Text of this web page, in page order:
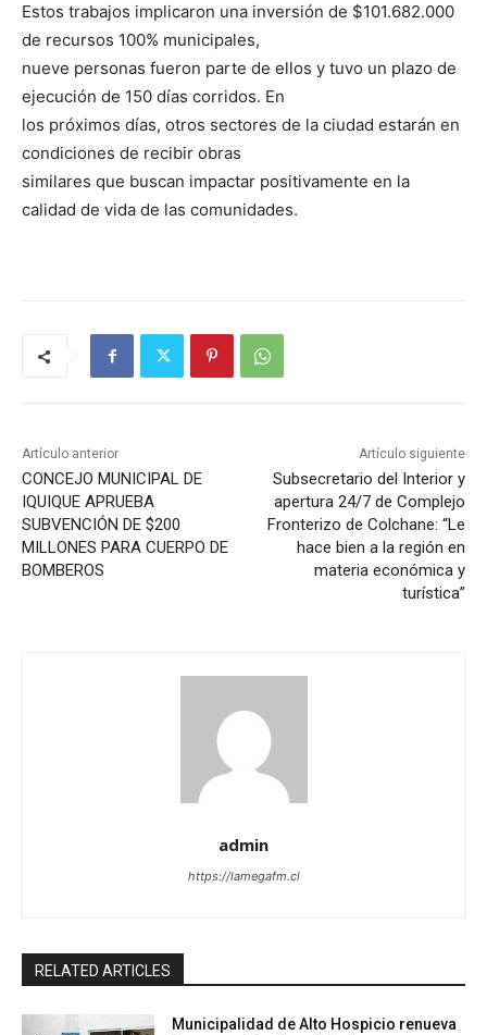
Estos trabajos implicaron una inversión de $101.682.000
de recursos 100% municipales,
nueve personas fueron parte de ellos y tuvo un plazo de
ejecución de 150 días corridos. En
los próximos días, otros sectores de la ciudad estarán en
condiciones de recibir obras
similares que buscan impactar positivamente en la
calidad de vida de las comunidades.
Artículo anterior
CONCEJO MUNICIPAL DE
IQUIQUE APRUEBA
SUBVENCIÓN DE $200
MILLONES PARA CUERPO DE
BOMBEROS
Artículo siguiente
Subsecretario del Interior y
apertura 24/7 de Complejo
Fronterizo de Colchane: “Le
hace bien a la región en
materia económica y
turística”
admin
https://lamegafm.cl
RELATED ARTICLES
Municipalidad de Alto Hospicio renueva